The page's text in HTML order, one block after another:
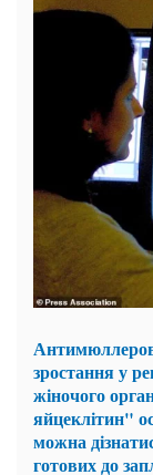
зростання у
жіночого
яйцеклітин"
можна
готових до